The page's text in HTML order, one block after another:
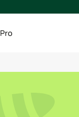
Pro